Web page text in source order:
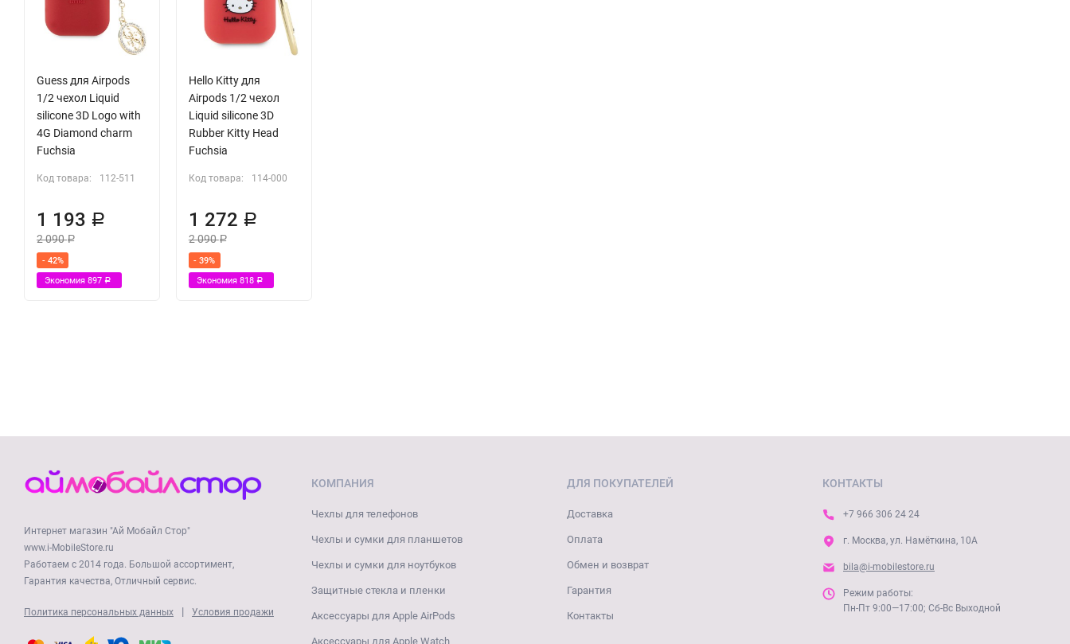
Guess для Airpods
1/2 чехол Liquid
silicone 3D Logo with
4G Diamond charm
Fuchsia
Код товара: 112-511
1 193 Р
2 090Р
- 42%
Экономия 897 Р
Hello Kitty для
Airpods 1/2 чехол
Liquid silicone 3D
Rubber Kitty Head
Fuchsia
Код товара: 114-000
1 272 Р
2 090Р
- 39%
Экономия 818 Р
Интернет магазин "Ай Мобайл Стор"
www.i-MobileStore.ru
Работаем с 2014 года. Большой ассортимент,
Гарантия качества, Отличный сервис.
Политика персональных данных | Условия продажи
КОМПАНИЯ
Чехлы для телефонов
Чехлы и сумки для планшетов
Чехлы и сумки для ноутбуков
Защитные стекла и пленки
Аксессуары для Apple AirPods
Аксессуары для Apple Watch
ДЛЯ ПОКУПАТЕЛЕЙ
Доставка
Оплата
Обмен и возврат
Гарантия
Контакты
КОНТАКТЫ
+7 966 306 24 24
г. Москва, ул. Намёткина, 10А
bila@i-mobilestore.ru
Режим работы:
Пн-Пт 9:00—17:00; Сб-Вс Выходной